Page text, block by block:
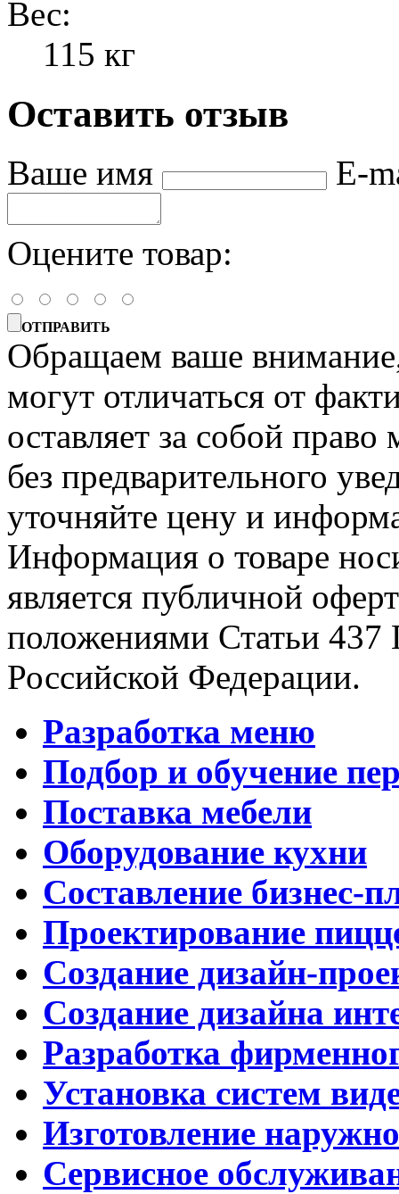
Вес:
115 кг
Оставить отзыв
Ваше имя E-
Оцените товар:
ОТПРАВИТЬ
Обращаем ваше
могут отличаться от
оставляет за собой право
без предварительного
уточняйте цену и
Информация о товаре
является публичной
положениями Статьи 437
Российской Федерации.
Разработка меню
Подбор и обучение
Поставка мебели
Оборудование кухни
Составление бизнес-
Проектирование
Создание дизайн-
Создание дизайна
Разработка
Установка систем
Изготовление
Сервисное